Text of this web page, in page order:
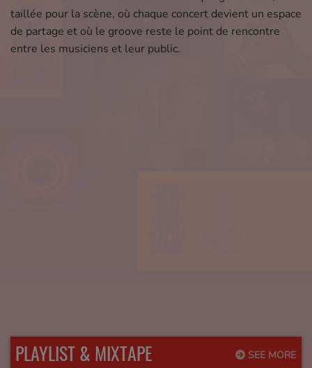
taillée pour la scène, où chaque concert devient un espace
de partage et où le groove reste le point de rencontre
entre les musiciens et leur public.
SEE MORE
PLAYLIST & MIXTAPE